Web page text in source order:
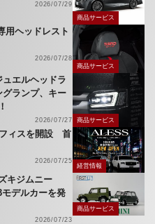
2026/07/29
商品サービス
用ヘッドレスト
2026/07/28
商品サービス
ュエルヘッドラ
グランプ、キー
2026/07/27 商品サービス
ィスを開設 首
2026/07/25
経営情報
キジムニー
デルカーを発
2026/07/23
商品サービス